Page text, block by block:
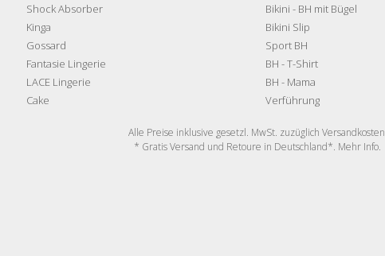
Shock Absorber
Kinga
Gossard
Fantasie Lingerie
LACE Lingerie
Cake
Bikini - BH mit Bügel
Bikini Slip
Sport BH
BH - T-Shirt
BH - Mama
Verführung
Alle Preise inklusive gesetzl. MwSt. zuzüglich Versandkosten
* Gratis Versand und Retoure in Deutschland*. Mehr Info.